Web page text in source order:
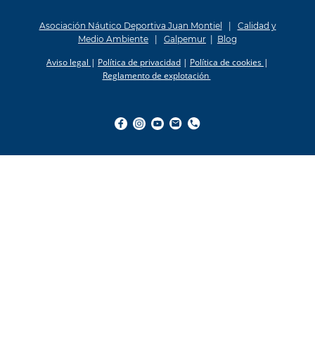
Asociación Náutico Deportiva Juan Montiel
Calidad y
Medio Ambiente
Galpemur Blog
Aviso legal | Política de privacidad | Política de cookies |
Reglamento de explotación